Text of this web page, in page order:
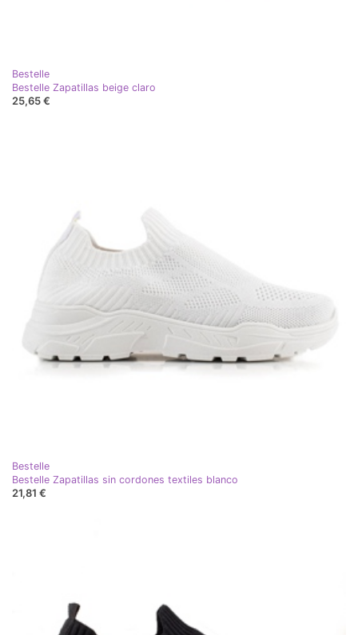
Bestelle
Bestelle Zapatillas beige claro
25,65 €
Bestelle
Bestelle Zapatillas sin cordones textiles blanco
21,81 €